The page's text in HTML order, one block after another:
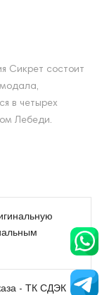
Сикрет состоит
в четырех
Лебеди.
- ТК СДЭК